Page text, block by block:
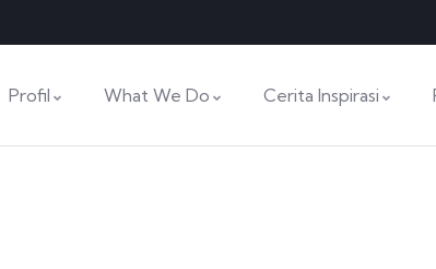
Profil What We Do Cerita Inspirasi